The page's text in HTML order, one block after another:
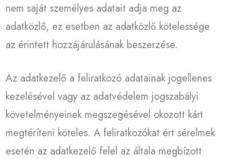
nem saját személyes adatait adja meg az
adatközlő, ez esetben az adatközlő kötelessége
az érintett hozzájárulásának beszerzése.
Az adatkezelő a feliratkozó adatainak jogellenes
kezelésével vagy az adatvédelem jogszabályi
követelményeinek megszegésével okozott kárt
megtéríteni köteles. A feliratkozókat ért sérelmek
esetén az adatkezelő felel az általa megbízott